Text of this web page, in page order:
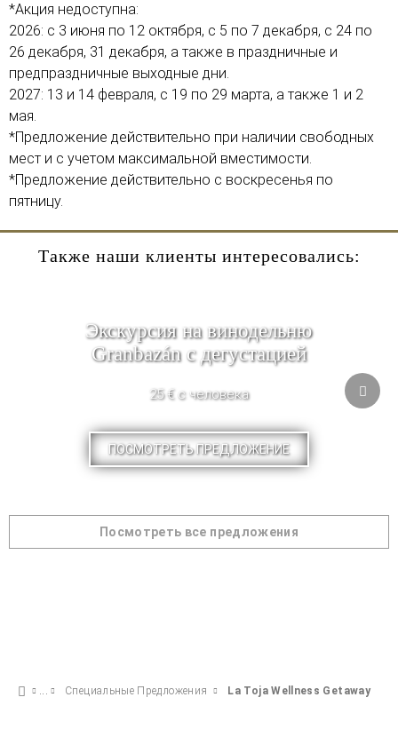
*Акция недоступна:
2026: с 3 июня по 12 октября, с 5 по 7 декабря, с 24 по
26 декабря, 31 декабря, а также в праздничные и
предпраздничные выходные дни.
2027: 13 и 14 февраля, с 19 по 29 марта, а также 1 и 2
мая.
*Предложение действительно при наличии свободных
мест и с учетом максимальной вместимости.
*Предложение действительно с воскресенья по
пятницу.
Также наши клиенты интересовались:
Экскурсия на винодельню
Granbazán с дегустацией
25 € с человека
ПОСМОТРЕТЬ ПРЕДЛОЖЕНИЕ
Посмотреть все предложения
Специальные Предложения La Toja Wellness Getaway